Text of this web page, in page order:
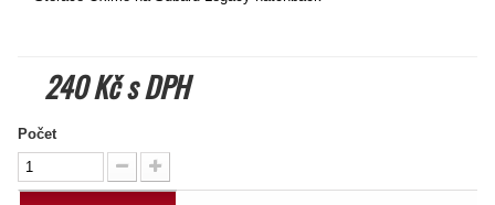
240 Kčs DPH
Počet